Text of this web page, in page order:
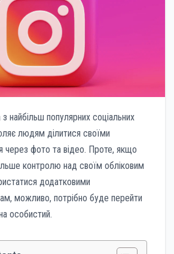
найбільш популярних соціальних
людям ділитися своїми
фото та відео. Проте, якщо
контролю над своїм обліковим
додатковими
можливо, потрібно буде перейти
особистий.